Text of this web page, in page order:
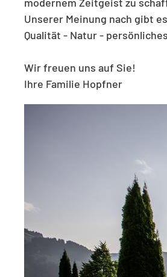
Unserer Meinung nach gibt
Qualität - Natur -
Wir freuen uns auf Sie!
Ihre Familie Hopfner